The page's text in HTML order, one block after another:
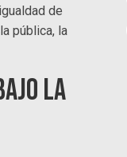
de
pública, la
la